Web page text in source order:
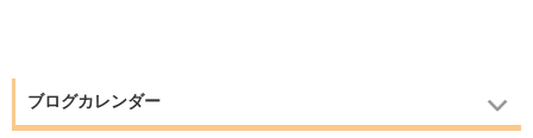
ブログカレンダー